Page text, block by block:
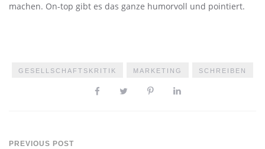
machen. On-top gibt es das ganze humorvoll und pointiert.
GESELLSCHAFTSKRITIK MARKETING SCHREIBEN
PREVIOUS POST